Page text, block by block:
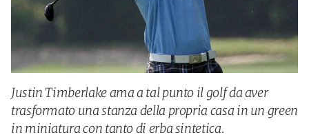
Justin Timberlake ama a tal punto il golf da aver
trasformato una stanza della propria casa in un green
in miniatura con tanto di erba sintetica.